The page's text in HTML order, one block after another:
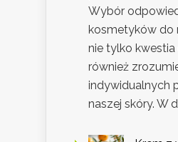
Wybór
kosmetyków do
nie tylko kwestia
również
indywidualnych
naszej skóry. W